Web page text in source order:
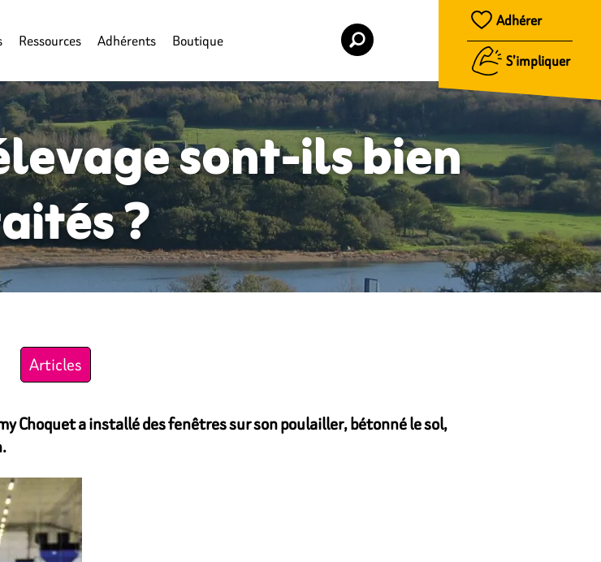
Ressources Adhérents Boutique
Adhérer
S’impliquer
sont-ils bien
?
Articles
Choquet a installé des fenêtres sur son poulailler, bétonné le sol,